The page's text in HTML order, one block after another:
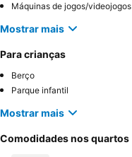
Máquinas de jogos/videojogos
Mostrar mais
Para crianças
Berço
Parque infantil
Mostrar mais
Comodidades nos quartos